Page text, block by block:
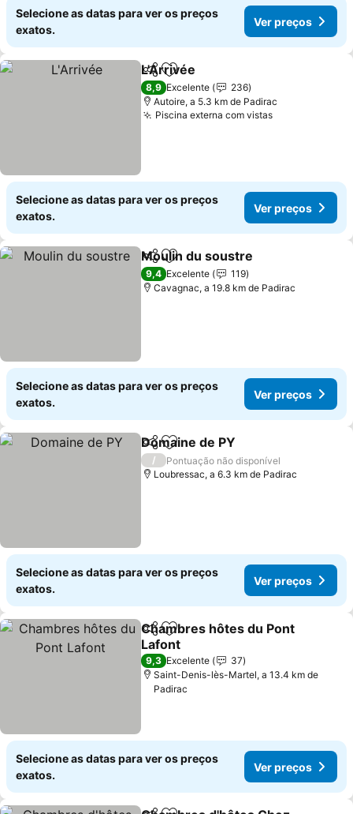
Selecione as datas para ver os preços
exatos.
Ver preços
PartilharAdicionar aos favoritos
L'Arrivée
8,9 Excelente
236
Autoire, a 5.3 km de Padirac
Piscina externa com vistas
Selecione as datas para ver os preços
exatos.
Ver preços
PartilharAdicionar aos favoritos
Moulin du soustre
9,4 Excelente
119
Cavagnac, a 19.8 km de Padirac
Selecione as datas para ver os preços
exatos.
Ver preços
PartilharAdicionar aos favoritos
Domaine de PY
/
Pontuação não disponível
Loubressac, a 6.3 km de Padirac
Selecione as datas para ver os preços
exatos.
Ver preços
PartilharAdicionar aos favoritos
Chambres hôtes du Pont
Lafont
9,3 Excelente
37
Saint-Denis-lès-Martel, a 13.4 km de
Padirac
Selecione as datas para ver os preços
exatos.
Ver preços